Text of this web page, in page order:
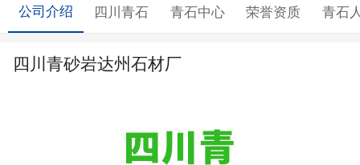
公司介绍 四川青石 青石中心 荣誉资质 青石
四川青砂岩达州石材厂